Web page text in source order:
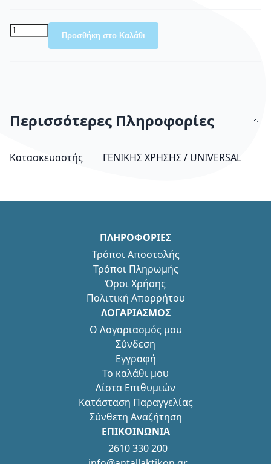
Προσθήκη στο Καλάθι
Περισσότερες Πληροφορίες
Κατασκευαστής ΓΕΝΙΚΗΣ ΧΡΗΣΗΣ / UNIVERSAL
ΠΛΗΡΟΦΟΡΙΕΣ
Τρόποι Αποστολής
Τρόποι Πληρωμής
Όροι Χρήσης
Πολιτική Απορρήτου
ΛΟΓΑΡΙΑΣΜΟΣ
Ο Λογαριασμός μου
Σύνδεση
Εγγραφή
Το καλάθι μου
Λίστα Επιθυμιών
Κατάσταση Παραγγελίας
Σύνθετη Αναζήτηση
ΕΠΙΚΟΙΝΩΝΙΑ
2610 330 200